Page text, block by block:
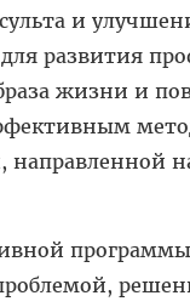
и
развития
жизни и
направленной